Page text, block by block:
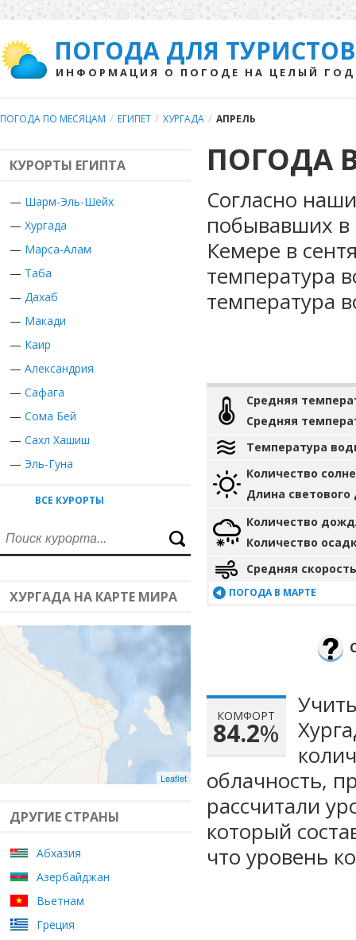
ПОГОДА ДЛЯ ТУРИСТОВ
ИНФОРМАЦИЯ О ПОГОДЕ НА ЦЕЛЫЙ ГОД
ПОГОДА ПО МЕСЯЦАМ / ЕГИПЕТ / ХУРГАДА / АПРЕЛЬ
КУРОРТЫ ЕГИПТА
— Шарм-Эль-Шейх
— Хургада
— Марса-Алам
— Таба
— Дахаб
— Макади
— Каир
— Александрия
— Сафага
— Сома Бей
— Сахл Хашиш
— Эль-Гуна
ВСЕ КУРОРТЫ
ХУРГАДА НА КАРТЕ МИРА
Leaflet
ДРУГИЕ СТРАНЫ
Абхазия
Азербайджан
Вьетнам
Греция
ПОГОДА
Согласно
побывавших в
Кемере в
температура
температура
Средняя
Средняя
Температура
Количество
Длина светового
Количество
Количество
Средняя
ПОГОДА В МАРТЕ
КОМФОРТ
84.2%
облачность,
рассчитали
который
что уровень